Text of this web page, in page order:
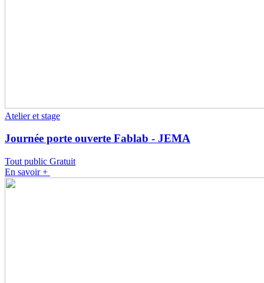
Atelier et stage
Journée porte ouverte Fablab - JEMA
Tout public Gratuit
En savoir +